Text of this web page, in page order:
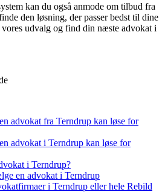
kan du også anmode om tilbud fra
den løsning, der passer bedst til dine
udvalg og find din næste advokat i
advokat fra Terndrup kan løse for
advokat i Terndrup kan løse for
i Terndrup?
en advokat i Terndrup
i Terndrup eller hele Rebild